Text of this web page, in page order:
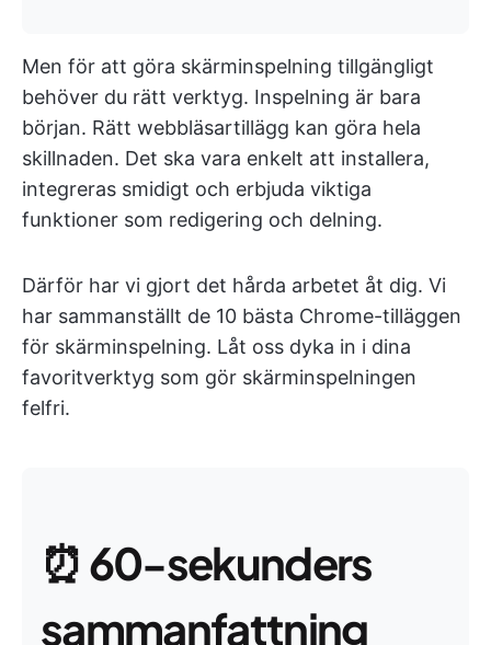
Men för att göra skärminspelning tillgängligt
behöver du rätt verktyg. Inspelning är bara
början. Rätt webbläsartillägg kan göra hela
skillnaden. Det ska vara enkelt att installera,
integreras smidigt och erbjuda viktiga
funktioner som redigering och delning.
Därför har vi gjort det hårda arbetet åt dig. Vi
har sammanställt de 10 bästa Chrome-tilläggen
för skärminspelning. Låt oss dyka in i dina
favoritverktyg som gör skärminspelningen
felfri.
⏰60-sekunders
sammanfattning